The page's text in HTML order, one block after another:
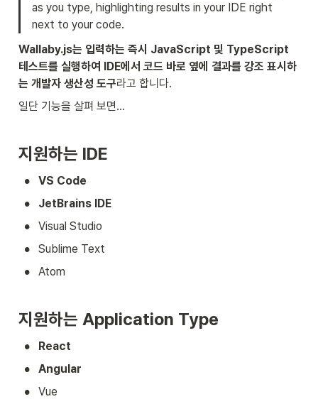
as you type, highlighting results in your IDE right
next to your code.
Wallaby.js는 입력하는 즉시 JavaScript 및 TypeScript
테스트를 실행하여 IDE에서 코드 바로 옆에 결과를 강조 표시하
는 개발자 생산성 도구라고 합니다.
일단 기능을 살펴 보면…
지원하는 IDE
• VS Code
• JetBrains IDE
• Visual Studio
• Sublime Text
• Atom
지원하는 Application Type
• React
• Angular
• Vue